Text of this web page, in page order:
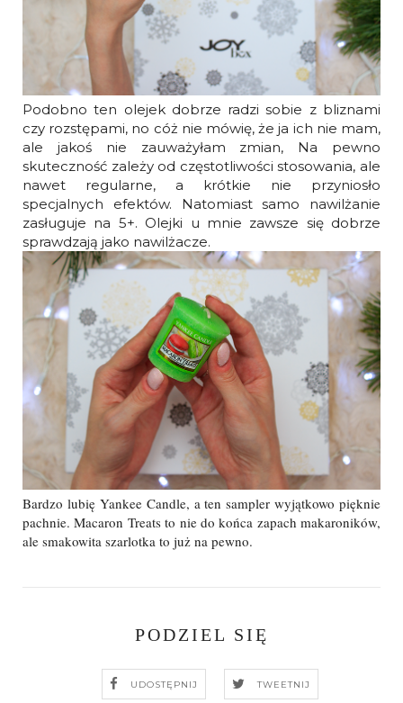
Podobno ten olejek dobrze radzi sobie z bliznami
czy rozstępami, no cóż nie mówię, że ja ich nie mam,
ale jakoś nie zauważyłam zmian, Na pewno
skuteczność zależy od częstotliwości stosowania, ale
nawet regularne, a krótkie nie przyniosło
specjalnych efektów. Natomiast samo nawilżanie
zasługuje na 5+. Olejki u mnie zawsze się dobrze
sprawdzają jako nawilżacze.
Bardzo lubię Yankee Candle, a ten sampler wyjątkowo pięknie
pachnie. Macaron Treats to nie do końca zapach makaroników,
ale smakowita szarlotka to już na pewno.
PODZIEL SIĘ
UDOSTĘPNIJ TWEETNIJ